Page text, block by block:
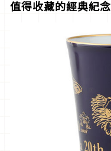
值得收藏的經典紀念